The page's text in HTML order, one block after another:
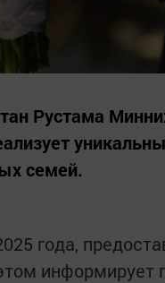
Рустама
семей.
года,
информирует